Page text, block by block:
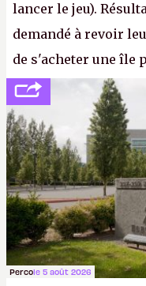
lancer le jeu).
demandé à revoir
de s'acheter une île
peine 2 000 dollars
cher payé que le
apprendra aux
Gabe Newell aussi
Percole 5 août 2026